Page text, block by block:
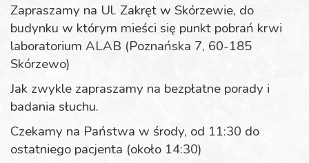
Zapraszamy na Ul. Zakręt w Skórzewie, do
budynku w którym mieści się punkt pobrań krwi
laboratorium ALAB (Poznańska 7, 60-185
Skórzewo)
Jak zwykle zapraszamy na bezpłatne porady i
badania słuchu.
Czekamy na Państwa w środy, od 11:30 do
ostatniego pacjenta (około 14:30)